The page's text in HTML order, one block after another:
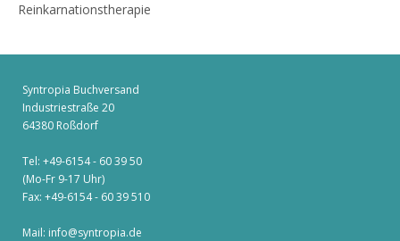
Reinkarnationstherapie
Syntropia Buchversand
Industriestraße 20
64380 Roßdorf
Tel: +49-6154 - 60 39 50
(Mo-Fr 9-17 Uhr)
Fax: +49-6154 - 60 39 510
Mail: info@syntropia.de